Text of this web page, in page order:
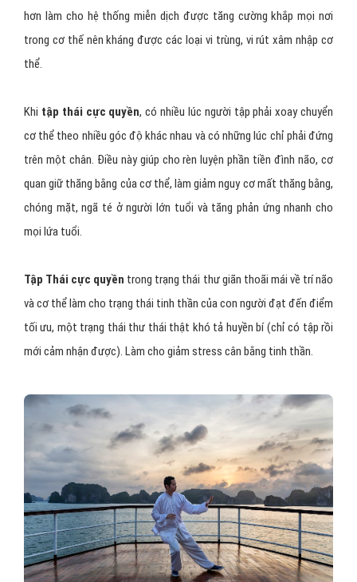
hơn làm cho hệ thống miễn dịch được tăng cường khắp mọi nơi
trong cơ thế nên kháng được các loại vi trùng, vi rút xâm nhập cơ
thể.
Khi tập thái cực quyền, có nhiều lúc người tập phải xoay chuyển
cơ thể theo nhiều góc độ khác nhau và có những lúc chỉ phải đứng
trên một chân. Điều này giúp cho rèn luyện phần tiền đình não, cơ
quan giữ thăng bằng của cơ thể, làm giảm nguy cơ mất thăng bằng,
chóng mặt, ngã té ở người lớn tuổi và tăng phản ứng nhanh cho
mọi lứa tuổi.
Tập Thái cực quyền trong trạng thái thư giãn thoãi mái về trí não
và cơ thể làm cho trạng thái tinh thần của con người đạt đến điểm
tối ưu, một trạng thái thư thái thật khó tả huyền bí (chỉ có tập rồi
mới cảm nhận được). Làm cho giảm stress cân bằng tinh thần.